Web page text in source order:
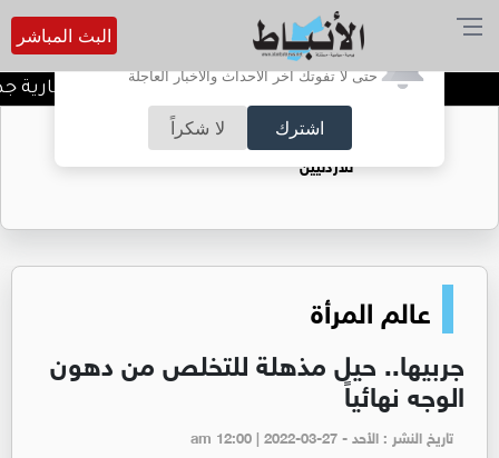
أترغب في تفعيل الإشعارات؟
حتى لا تفوتك آخر الأحداث والأخبار العاجلة
اشترك لا شكراً
البث المباشر
الحكومة: 100 فرصة استثمارية جديدة وتطوير 3 مشاريع كبرى مع القطاع الخاص
حقل الريشة حين يتحول الغاز إلى فرص عمل
للأردنيين
عالم المرأة
جربيها.. حيل مذهلة للتخلص من دهون
الوجه نهائياً
تاريخ النشر : الأحد - am 12:00 | 2022-03-27